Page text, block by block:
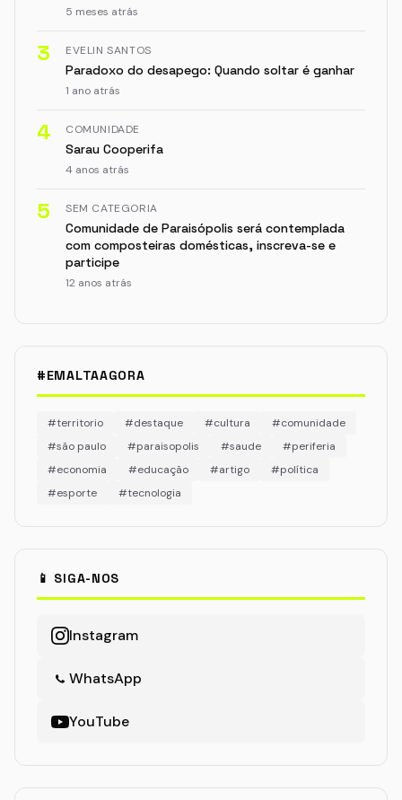
5 meses atrás
3 EVELIN SANTOS
Paradoxo do desapego: Quando soltar é ganhar
1 ano atrás
4 COMUNIDADE
Sarau Cooperifa
4 anos atrás
5 SEM CATEGORIA
Comunidade de Paraisópolis será contemplada
com composteiras domésticas, inscreva-se e
participe
12 anos atrás
#EMALTAAGORA
#territorio #destaque #cultura
#comunidade
#são paulo
#paraisopolis #saude
#periferia
#economia
#educação #artigo
#política
#esporte
#tecnologia
📱 SIGA-NOS
Instagram
WhatsApp
YouTube